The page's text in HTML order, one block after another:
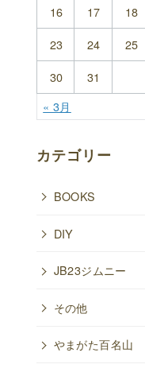
16
17 18
23
24 25
30
31
« 3月
カテゴリー
BOOKS
DIY
JB23ジムニー
その他
やまがた百名山